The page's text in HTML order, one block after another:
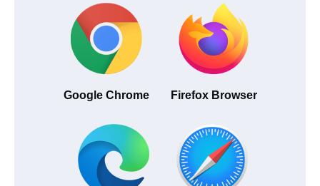
Google Chrome Firefox Browser